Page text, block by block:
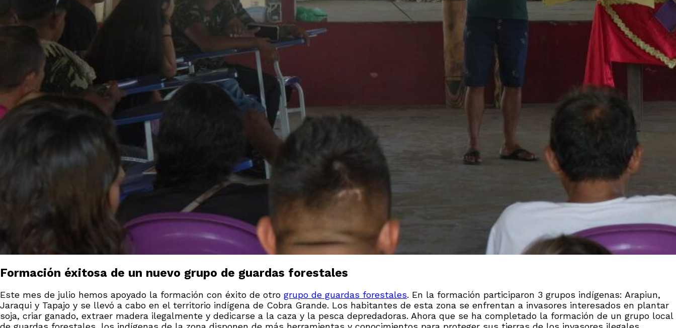
Formación éxitosa de un nuevo grupo de guardas forestales
Este mes de julio hemos apoyado la formación con éxito de otro grupo de guardas forestales. En la formación participaron 3 grupos indígenas: Arapiun,
Jaraqui y Tapajo y se llevó a cabo en el territorio indígena de Cobra Grande. Los habitantes de esta zona se enfrentan a invasores interesados en plantar
soja, criar ganado, extraer madera ilegalmente y dedicarse a la caza y la pesca depredadoras. Ahora que se ha completado la formación de un grupo local